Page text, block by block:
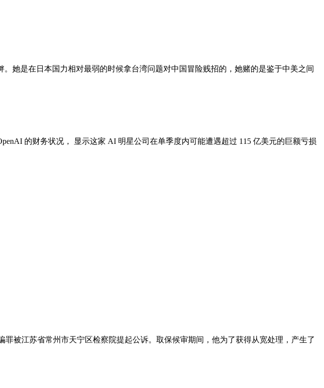
她是在日本国力相对最弱的时候拿台湾问题对中国冒险贱招的，她赌的是鉴于中美之间
的财务状况， 显示这家 AI 明星公司在单季度内可能遭遇超过 115 亿美元的巨额亏损
被江苏省常州市天宁区检察院提起公诉。取保候审期间，他为了获得从宽处理，产生了